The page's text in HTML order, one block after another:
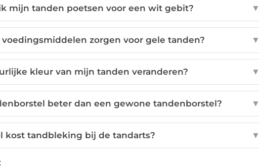
mijn tanden poetsen voor een wit gebit? ▼
zorgen voor gele tanden? ▼
kleur van mijn tanden veranderen? ▼
beter dan een gewone tandenborstel? ▼
kost tandbleking bij de tandarts? ▼